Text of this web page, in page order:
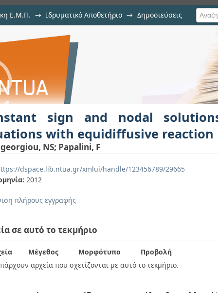
Ε.Μ.Π. → Ιδρυματικό Αποθετήριο → Δημοσιεύσεις
nodal solutions for logistic-
sign and nodal
with equidiffusive reaction
NS; Papalini, F
dspace.lib.ntua.gr/xmlui/handle/123456789/29665
2012
πλήρους εγγραφής
σε αυτό το τεκμήριο
Μέγεθος Μορφότυπο
Προβολή
αρχεία που σχετίζονται με αυτό το τεκμήριο.